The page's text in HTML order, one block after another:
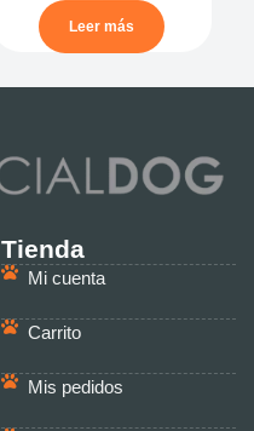
Leer más
Tienda
Mi cuenta
Carrito
Mis pedidos